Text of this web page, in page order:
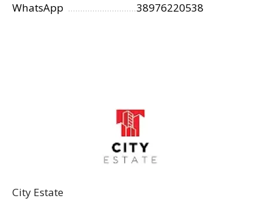
WhatsApp
38976220538
City Estate